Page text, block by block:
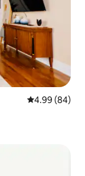
レビュー84件
4.99 (84)